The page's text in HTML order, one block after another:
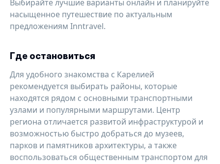
Выбирайте лучшие варианты онлайн и планируйте
насыщенное путешествие по актуальным
предложениям Inntravel.
Где остановиться
Для удобного знакомства с Карелией
рекомендуется выбирать районы, которые
находятся рядом с основными транспортными
узлами и популярными маршрутами. Центр
региона отличается развитой инфраструктурой и
возможностью быстро добраться до музеев,
парков и памятников архитектуры, а также
воспользоваться общественным транспортом для